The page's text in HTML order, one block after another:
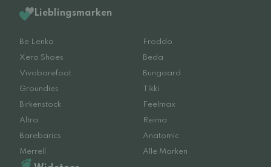
Lieblingsmarken
Be Lenka
Froddo
Xero Shoes
Beda
Vivobarefoot
Bungaard
Groundies
Tikki
Birkenstock
Feelmax
Altra
Reima
Barebarics
Anatomic
Merrell
Alle Marken